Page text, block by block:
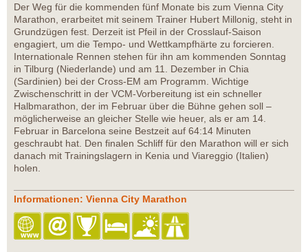
Der Weg für die kommenden fünf Monate bis zum Vienna City
Marathon, erarbeitet mit seinem Trainer Hubert Millonig, steht in
Grundzügen fest. Derzeit ist Pfeil in der Crosslauf-Saison
engagiert, um die Tempo- und Wettkampfhärte zu forcieren.
Internationale Rennen stehen für ihn am kommenden Sonntag
in Tilburg (Niederlande) und am 11. Dezember in Chia
(Sardinien) bei der Cross-EM am Programm. Wichtige
Zwischenschritt in der VCM-Vorbereitung ist ein schneller
Halbmarathon, der im Februar über die Bühne gehen soll –
möglicherweise an gleicher Stelle wie heuer, als er am 14.
Februar in Barcelona seine Bestzeit auf 64:14 Minuten
geschraubt hat. Den finalen Schliff für den Marathon will er sich
danach mit Trainingslagern in Kenia und Viareggio (Italien)
holen.
Informationen: Vienna City Marathon